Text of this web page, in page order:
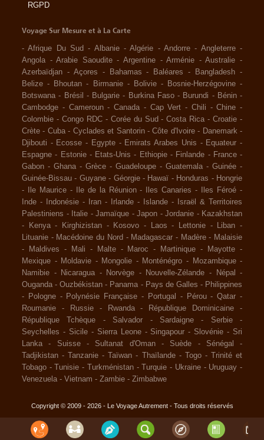
RGPD
Voyage Sur Mesure et à La Carte
-Afrique Du Sud - Albanie -Algérie -Andorre - Angleterre -
Angola -Arabie Saoudite -Argentine -Arménie -Australie -
Azerbaïdjan - Açores - Bahamas - Baléares - Bangladesh -
Belize - Bhoutan - Birmanie - Bolivie - Bosnie-Herzégovine -
Botswana - Brésil - Bulgarie - Burkina Faso - Burundi - Bénin -
Cambodge - Cameroun - Canada - Cap Vert - Chili -Chine -
Colombie - Congo RDC - Corée du Sud -Costa Rica -Croatie -
Crète - Cuba - Cyclades et Santorin -Côte d'Ivoire - Danemark -
Djibouti - Ecosse - Egypte - Emirats Arabes Unis - Equateur -
Espagne - Estonie - Etats-Unis - Ethiopie - Finlande - France -
Gabon - Ghana - Grèce - Guadeloupe - Guatemala - Guinée -
Guinée-Bissau - Guyane - Géorgie - Hawaï - Honduras - Hongrie
-
Ile Maurice - Ile de la Réunion - Iles Canaries - Iles Féroé -
Inde - Indonésie - Iran - Irlande - Islande -
Israël & Territoires
Palestiniens - Italie - Jamaïque - Japon - Jordanie - Kazakhstan
-
Kenya - Kirghizistan - Kosovo - Laos - Lettonie - Liban -
Lituanie - Macédoine du Nord - Madagascar - Madère - Malaisie
-
Maldives - Mali - Malte - Maroc - Martinique - Mayotte -
Mexique - Moldavie - Mongolie - Monténégro - Mozambique -
Namibie - Nicaragua - Norvège - Nouvelle-Zélande - Népal
-
Ouganda -Ouzbékistan - Panama - Pays de Galles - Philippines
-
Pologne - Polynésie Française - Portugal - Pérou -Qatar -
Roumanie
- Russie - Rwanda - République Dominicaine
-
République Tchèque
- Salvador - Sardaigne - Serbie
-
Seychelles - Sicile - Sierra Leone - Singapour - Slovénie - Sri
Lanka
- Suisse - Sultanat d'Oman - Suède - Sénégal
-
Tadjikistan -Tanzanie -Taïwan - Thaïlande - Togo - Trinité et
Tobago -Tunisie - Turkménistan -Turquie - Ukraine - Uruguay -
Venezuela - Vietnam - Zambie - Zimbabwe
Copyright © 2009 - 2026 - Le Voyage Autrement - Tous droits réservés